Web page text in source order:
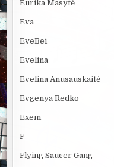
Eurika Masytė
Eva
EveBei
Evelina
Evelina Anusauskaitė
Evgenya Redko
Exem
F
Flying Saucer Gang